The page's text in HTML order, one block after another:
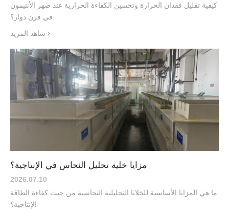
كيفية تقليل فقدان الحرارة وتحسين الكفاءة الحرارية عند صهر الأنتيمون
في فرن دوار؟
مزايا خلية تحليل النحاس في الإنتاجية؟
2026.07.10
ما هي المزايا الأساسية للخلايا التحليلية النحاسية من حيث كفاءة الطاقة
الإنتاجية؟